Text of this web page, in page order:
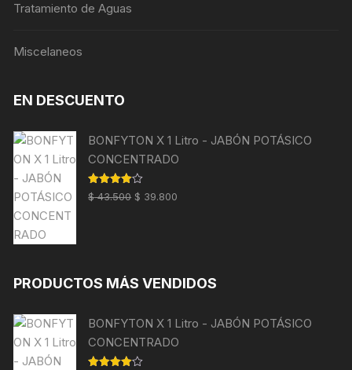
Tratamiento de Aguas
Miscelaneos
EN DESCUENTO
BONFYTON X 1 Litro - JABÓN POTÁSICO
CONCENTRADO
Valorado
con 4.00
$43.500 $ 39.800
PRODUCTOS MÁS VENDIDOS
BONFYTON X 1 Litro - JABÓN POTÁSICO
CONCENTRADO